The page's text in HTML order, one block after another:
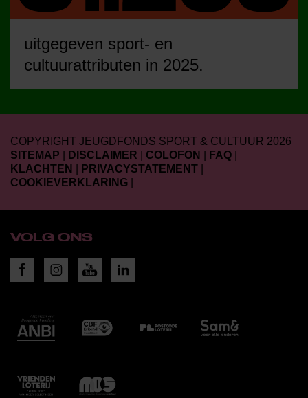
uitgegeven sport- en
cultuurattributen in 2025.
COPYRIGHT JEUGDFONDS SPORT & CULTUUR 2026
SITEMAP
DISCLAIMER COLOFON FAQ
KLACHTEN
PRIVACYSTATEMENT
COOKIEVERKLARING
VOLG ONS